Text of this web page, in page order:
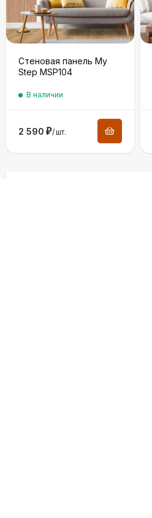
Стеновая панель My
Step MSP104
В наличии
2 590 ₽/шт.